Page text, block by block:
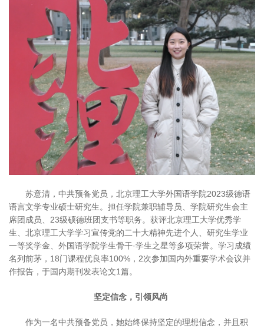
苏意清，中共预备党员，北京理工大学外国语学院2023级德语
语言文学专业硕士研究生。担任学院兼职辅导员、学院研究生会主
席团成员、23级硕德班团支书等职务。获评北京理工大学优秀学
生、北京理工大学学习宣传党的二十大精神先进个人、研究生学业
一等奖学金、外国语学院学生骨干·学生之星等多项荣誉。学习成绩
名列前茅，18门课程优良率100%，2次参加国内外重要学术会议并
作报告，于国内期刊发表论文1篇。
坚定信念，引领风尚
作为一名中共预备党员，她始终保持坚定的理想信念，并且积